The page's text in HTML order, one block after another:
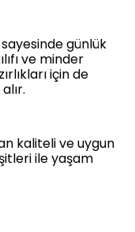
günlük
ve minder
için de
kaliteli ve uygun
ile yaşam